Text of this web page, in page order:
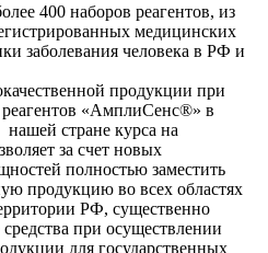
400 наборов реагентов, из
медицинских
заболевания человека в РФ и
продукции при
реагентов «АмплиСенс®» в
стране курса на
за счет новых
полностью заместить
продукцию во всех областях
РФ, существенно
при осуществлении
для государственных